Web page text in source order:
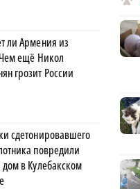
ли Армения из
ещё Никол
грозит России
сдетонировавшего
повредили
в Кулебакском